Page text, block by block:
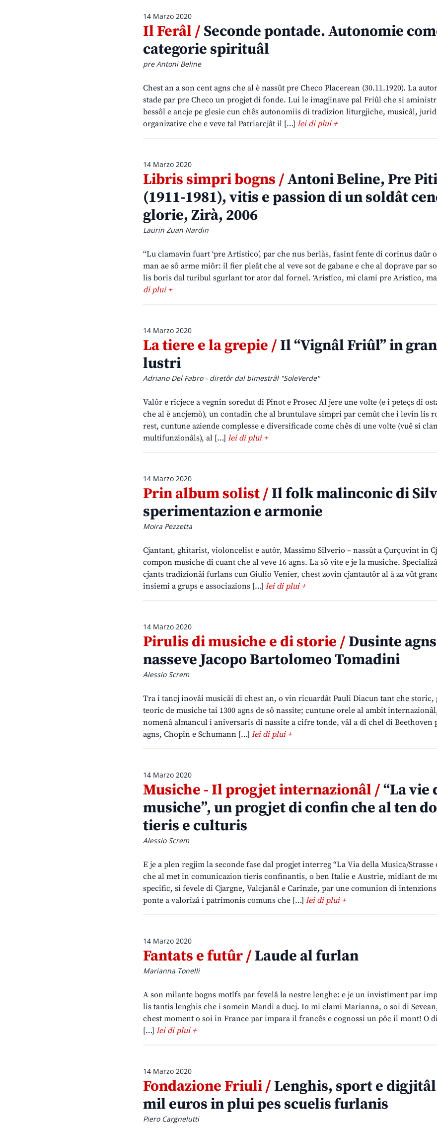
14 Marzo 2020
Il Ferâl /Seconde pontade. Autonomie
categorie spirituâl
pre Antoni Beline
Chest an a son cent agns che al è nassût pre Checo Placerean (30.11.1920). La
stade par pre Checo un progjet di fonde. Lui le imagjinave pal Friûl che si
bessôl e ancje pe glesie cun chês autonomiis di tradizion liturgjiche, musicâl,
organizative che e veve tal Patriarcjât il […] lei di plui +
14 Marzo 2020
Libris simpri bogns /Antoni Beline, Pre
(1911-1981), vitis e passion di un soldât
glorie, Zirà, 2006
Laurin Zuan Nardin
“Lu clamavin fuart ‘pre Artistico’, par che nus berlàs, fasint fente di corinus daûr
man ae sô arme miôr: il fier pleât che al veve sot de gabane e che al doprave par
lis boris dal turibul sgurlant tor ator dal fornel. ‘Aristico, mi clami pre Aristico,
di plui +
14 Marzo 2020
La tiere e la grepie /Il “Vignâl Friûl” in gran
lustri
Adriano Del Fabro - diretôr dal bimestrâl "SoleVerde"
Valôr e ricjece a vegnin soredut di Pinot e Prosec Al jere une volte (e i peteçs di
che al è ancjemò), un contadin che al bruntulave simpri par cemût che i levin lis
rest, cuntune aziende complesse e diversificade come chês di une volte (vuê si
multifunzionâls), al […] lei di plui +
14 Marzo 2020
Prin album solist /Il folk malinconic di
sperimentazion e armonie
Moira Pezzetta
Cjantant, ghitarist, violoncelist e autôr, Massimo Silverio – nassût a Çurçuvint in
compon musiche di cuant che al veve 16 agns. La sô vite e je la musiche.
cjants tradizionâi furlans cun Giulio Venier, chest zovin cjantautôr al à za vût
insiemi a grups e associazions […] lei di plui +
14 Marzo 2020
Pirulis di musiche e di storie /Dusinte
nasseve Jacopo Bartolomeo Tomadini
Alessio Screm
Tra i tancj inovâi musicâi di chest an, o vin ricuardât Pauli Diacun tant che storic,
teoric de musiche tai 1300 agns de sô nassite; cuntune orele al ambit
nomenâ almancul i aniversaris di nassite a cifre tonde, vâl a dî chel di Beethoven
agns, Chopin e Schumann […] lei di plui +
14 Marzo 2020
Musiche - Il progjet internazionâl /“La vie
musiche”, un progjet di confin che al ten
tieris e culturis
Alessio Screm
E je a plen regjim la seconde fase dal progjet interreg “La Via della Musica/Strasse
che al met in comunicazion tieris confinantis, o ben Italie e Austrie, midiant de
specific, si fevele di Cjargne, Valcjanâl e Carinzie, par une comunion di
ponte a valorizâ i patrimonis comuns che […] lei di plui +
14 Marzo 2020
Fantats e futûr /Laude al furlan
Marianna Tonelli
A son milante bogns motîfs par fevelâ la nestre lenghe: e je un invistiment par
lis tantis lenghis che i somein Mandi a ducj. Io mi clami Marianna, o soi di
chest moment o soi in France par impara il francês e cognossi un pôc il mont! O
[…] lei di plui +
14 Marzo 2020
Fondazione Friuli /Lenghis, sport e
mil euros in plui pes scuelis furlanis
Piero Cargnelutti